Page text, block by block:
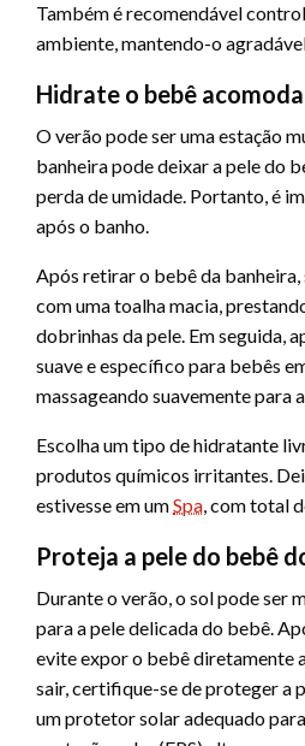
Também é recomendável
ambiente, mantendo-o
Hidrate o bebê
O verão pode ser uma estação
banheira pode deixar a pele do
perda de umidade. Portanto, é
após o banho.
Após retirar o bebê da
com uma toalha macia,
dobrinhas da pele. Em seguida,
suave e específico para bebês
massageando suavemente para
Escolha um tipo de hidratante
produtos químicos irritantes.
estivesse em umSpa, com total
Proteja a pele do bebê
Durante o verão, o sol pode ser
para a pele delicada do bebê.
evite expor o bebê diretamente
sair, certifique-se de proteger a
um protetor solar adequado